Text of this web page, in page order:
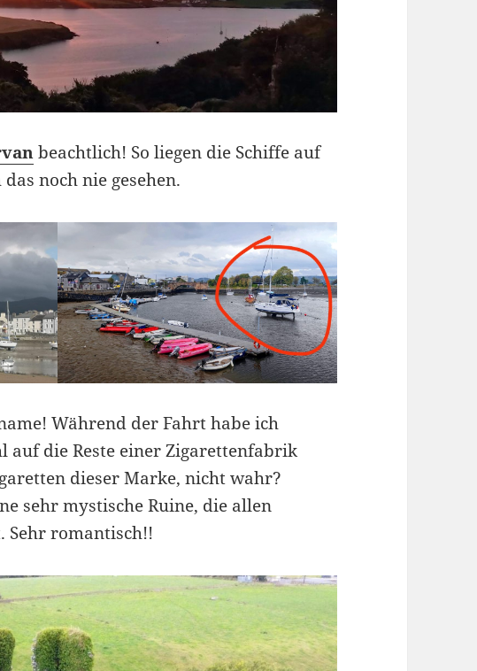
beachtlich! So liegen die Schiffe auf
noch nie gesehen.
Während der Fahrt habe ich
auf die Reste einer Zigarettenfabrik
dieser Marke, nicht wahr?
sehr mystische Ruine, die allen
Sehr romantisch!!